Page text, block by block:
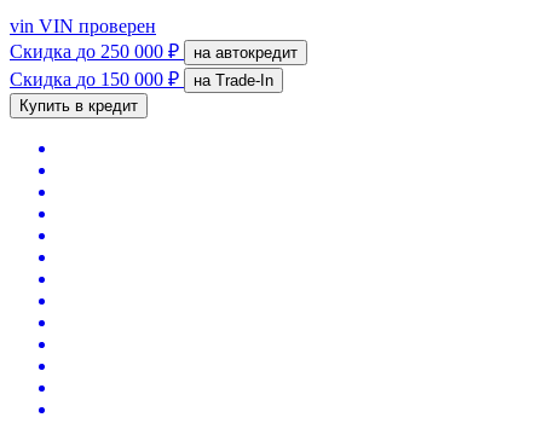
vin VIN проверен
Скидка до 250 000 ₽ на автокредит
Скидка до 150 000 ₽
на Trade-In
Купить в кредит